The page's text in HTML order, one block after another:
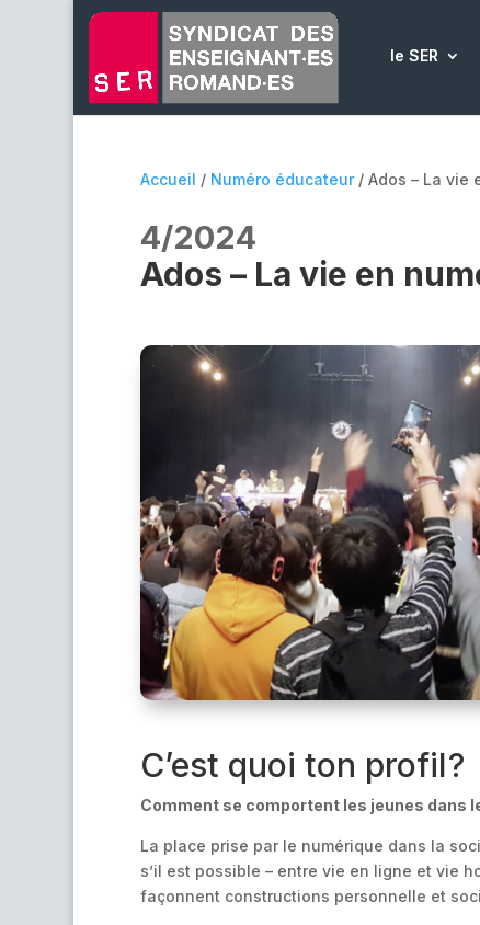
le SER
Accueil / Numéro éducateur/ Ados – La vie
4/2024
Ados – La vie en
C’est quoi ton profil ?
Comment se comportent les jeunes dans
La place prise par le numérique dans la
s’il est possible – entre vie en ligne et vie
façonnent constructions personnelle et